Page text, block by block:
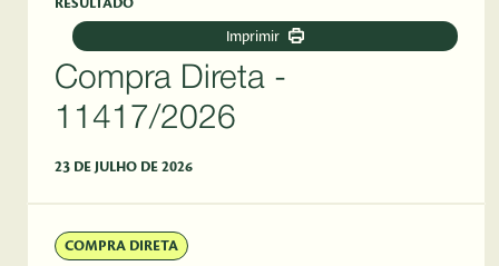
RESULTADO
Imprimir
Compra Direta -
11417/2026
23 DE JULHO DE 2026
COMPRA DIRETA